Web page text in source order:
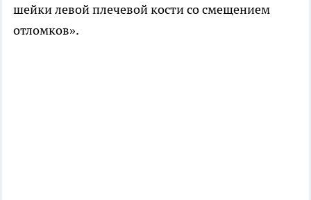
шейки левой плечевой кости со смещением
отломков».